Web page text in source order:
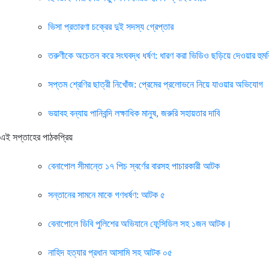
ভিসা প্রতারণা চক্রের দুই সদস্য গ্রেপ্তার
তরুণীকে অচেতন করে সংঘবদ্ধ ধর্ষণ: ধারণ করা ভিডিও ছড়িয়ে দেওয়ার
সপ্তম শ্রেণির ছাত্রী নিখোঁজ: প্রেমের প্রলোভনে নিয়ে যাওয়ার অভিযোগ
ভয়াবহ বন্যায় পানিবন্দি লক্ষাধিক মানুষ, জরুরি সহায়তার দাবি
এই সপ্তাহের পাঠকপ্রিয়
বেনাপোল সীমান্তে ১৭ পিচ স্বর্ণের বারসহ পাচারকারী আটক
সন্তানের সামনে মাকে গণধর্ষণ: আটক ৫
বেনাপোলে ডিবি পুলিশের অভিযানে ফেন্সিডিল সহ ১জন আটক।
নাহিদ হত্যার প্রধান আসামি সহ আটক ০৫